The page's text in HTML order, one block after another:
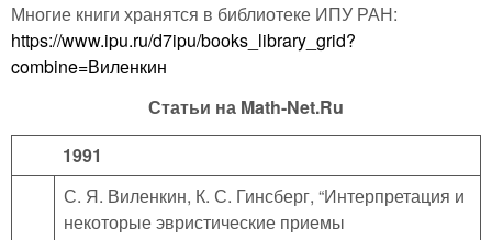
Многие книги хранятся в библиотеке ИПУ РАН:
https://www.ipu.ru/d7ipu/books_library_grid?
combine=Виленкин
Статьи на Math-Net.Ru
1991
С. Я. Виленкин, К. С. Гинсберг, “Интерпретация и
некоторые эвристические приемы